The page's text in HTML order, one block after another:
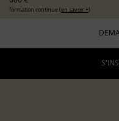
formation continue (en savoir +)